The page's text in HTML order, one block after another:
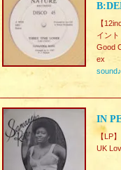
【
イン
Good
ex
sound♪
IN
【LP】
UK